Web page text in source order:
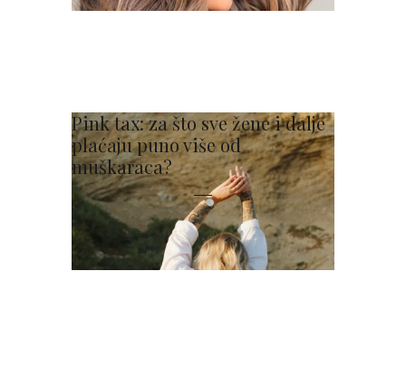
Pink tax: za što sve žene i dalje
plaćaju puno više od
muškaraca?